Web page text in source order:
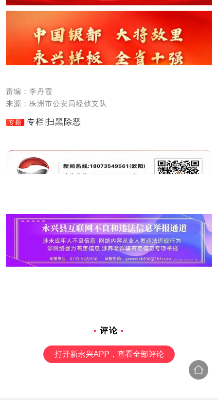
责编：李丹霞
来源：株洲市公安局经侦支队
专题 专栏|扫黑除恶
评论
打开新永兴APP，查看全部评论